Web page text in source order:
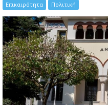
Επικαιρότητα Πολιτική